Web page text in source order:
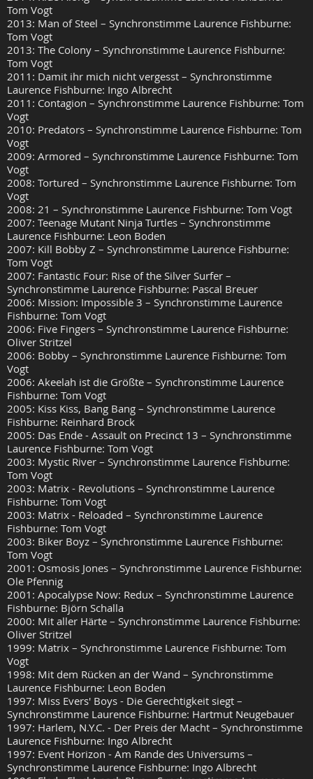
Tom Vogt
2013: Man of Steel – Synchronstimme Laurence Fishburne:
Tom Vogt
2013: The Colony – Synchronstimme Laurence Fishburne:
Tom Vogt
2011: Damit ihr mich nicht vergesst – Synchronstimme
Laurence Fishburne: Ingo Albrecht
2011: Contagion – Synchronstimme Laurence Fishburne: Tom
Vogt
2010: Predators – Synchronstimme Laurence Fishburne: Tom
Vogt
2009: Armored – Synchronstimme Laurence Fishburne: Tom
Vogt
2008: Tortured – Synchronstimme Laurence Fishburne: Tom
Vogt
2008: 21 – Synchronstimme Laurence Fishburne: Tom Vogt
2007: Teenage Mutant Ninja Turtles – Synchronstimme
Laurence Fishburne: Leon Boden
2007: Kill Bobby Z – Synchronstimme Laurence Fishburne:
Tom Vogt
2007: Fantastic Four: Rise of the Silver Surfer –
Synchronstimme Laurence Fishburne: Pascal Breuer
2006: Mission: Impossible 3 – Synchronstimme Laurence
Fishburne: Tom Vogt
2006: Five Fingers – Synchronstimme Laurence Fishburne:
Oliver Stritzel
2006: Bobby – Synchronstimme Laurence Fishburne: Tom
Vogt
2006: Akeelah ist die Größte – Synchronstimme Laurence
Fishburne: Tom Vogt
2005: Kiss Kiss, Bang Bang – Synchronstimme Laurence
Fishburne: Reinhard Brock
2005: Das Ende - Assault on Precinct 13 – Synchronstimme
Laurence Fishburne: Tom Vogt
2003: Mystic River – Synchronstimme Laurence Fishburne:
Tom Vogt
2003: Matrix - Revolutions – Synchronstimme Laurence
Fishburne: Tom Vogt
2003: Matrix - Reloaded – Synchronstimme Laurence
Fishburne: Tom Vogt
2003: Biker Boyz – Synchronstimme Laurence Fishburne:
Tom Vogt
2001: Osmosis Jones – Synchronstimme Laurence Fishburne:
Ole Pfennig
2001: Apocalypse Now: Redux – Synchronstimme Laurence
Fishburne: Björn Schalla
2000: Mit aller Härte – Synchronstimme Laurence Fishburne:
Oliver Stritzel
1999: Matrix – Synchronstimme Laurence Fishburne: Tom
Vogt
1998: Mit dem Rücken an der Wand – Synchronstimme
Laurence Fishburne: Leon Boden
1997: Miss Evers' Boys - Die Gerechtigkeit siegt –
Synchronstimme Laurence Fishburne: Hartmut Neugebauer
1997: Harlem, N.Y.C. - Der Preis der Macht – Synchronstimme
Laurence Fishburne: Ingo Albrecht
1997: Event Horizon - Am Rande des Universums –
Synchronstimme Laurence Fishburne: Ingo Albrecht